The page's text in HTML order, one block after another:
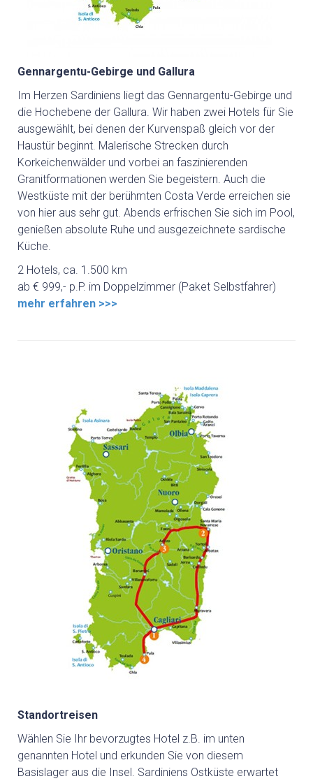
Gennargentu-Gebirge und Gallura
Im Herzen Sardiniens liegt das Gennargentu-Gebirge und
die Hochebene der Gallura. Wir haben zwei Hotels für Sie
ausgewählt, bei denen der Kurvenspaß gleich vor der
Haustür beginnt. Malerische Strecken durch
Korkeichenwälder und vorbei an faszinierenden
Granitformationen werden Sie begeistern. Auch die
Westküste mit der berühmten Costa Verde erreichen sie
von hier aus sehr gut. Abends erfrischen Sie sich im Pool,
genießen absolute Ruhe und ausgezeichnete sardische
Küche.
2 Hotels, ca. 1.500 km
ab € 999,- p.P. im Doppelzimmer (Paket Selbstfahrer)
mehr erfahren >>>
Standortreisen
Wählen Sie Ihr bevorzugtes Hotel z.B. im unten
genannten Hotel und erkunden Sie von diesem
Basislager aus die Insel. Sardiniens Ostküste erwartet